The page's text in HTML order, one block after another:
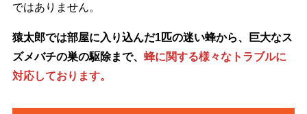
ではありません。
猿太郎では部屋に入り込んだ1匹の迷い蜂から、巨大なス
ズメバチの巣の駆除まで、 蜂に関する様々なトラブルに
対応しております。